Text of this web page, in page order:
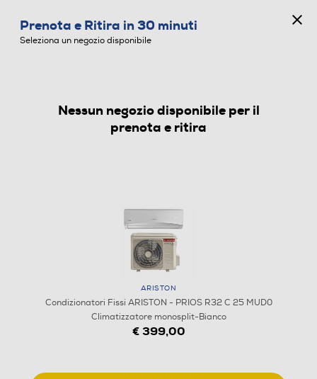
CONDIZIONATORI FISSI
Prenota e Ritira in 30 minuti
Seleziona un negozio disponibile
Nessun negozio disponibile per il
prenota e ritira
ARISTON
Condizionatori Fissi ARISTON - PRIOS R32 C 25 MUD0
Climatizzatore monosplit-Bianco
€ 399,00